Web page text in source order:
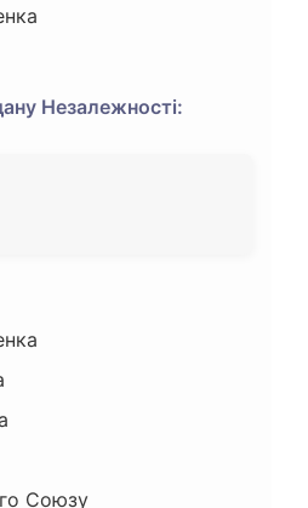
Незалежності:
Союзу